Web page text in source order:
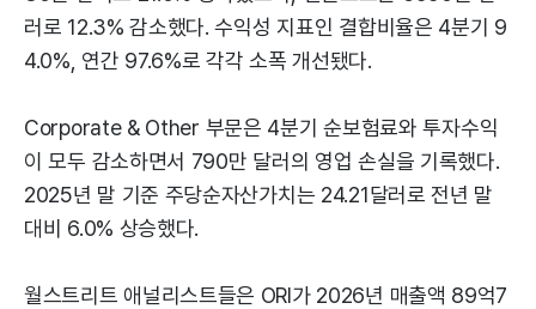
러로 12.3% 감소했다. 수익성 지표인 결합비율은 4분기 9
4.0%, 연간 97.6%로 각각 소폭 개선됐다.
Corporate & Other 부문은 4분기 순보험료와 투자수익
이 모두 감소하면서 790만 달러의 영업 손실을 기록했다.
2025년 말 기준 주당순자산가치는 24.21달러로 전년 말
대비 6.0% 상승했다.
월스트리트 애널리스트들은 ORI가 2026년 매출액 89억7